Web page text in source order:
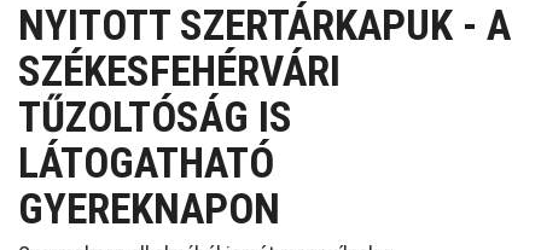
NYITOTT SZERTÁRKAPUK - A
SZÉKESFEHÉRVÁRI
TŰZOLTÓSÁG IS
LÁTOGATHATÓ
GYEREKNAPON